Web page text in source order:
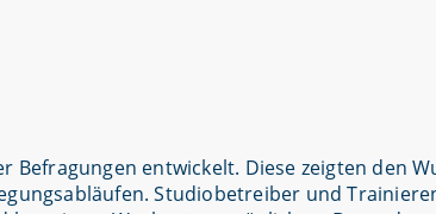
entwickelt. Diese zeigten den
Studiobetreiber und